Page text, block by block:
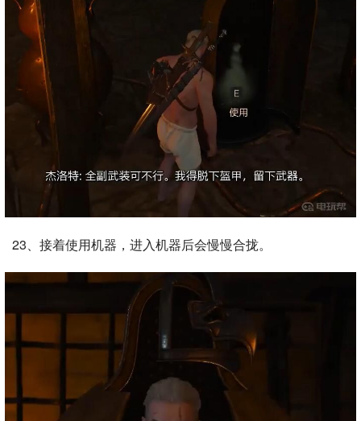
23、接着使用机器，进入机器后会慢慢合拢。